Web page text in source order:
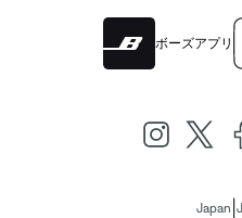
ボーズアプリ
Japan